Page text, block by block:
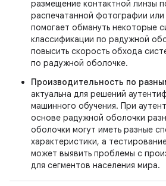
размещение контактной линзы
распечатанной фотографии или
помогает обмануть некоторые
классификации по радужной
повысить скорость обхода
по радужной оболочке.
Производительность по
актуальна для решений
машинного обучения. При
основе радужной оболочки
оболочки могут иметь разные
характеристики, а
может выявить проблемы с
для сегментов населения мира.